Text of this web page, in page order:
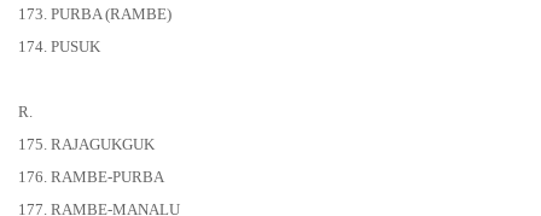
173. PURBA (RAMBE)
174. PUSUK
R.
175. RAJAGUKGUK
176. RAMBE-PURBA
177. RAMBE-MANALU